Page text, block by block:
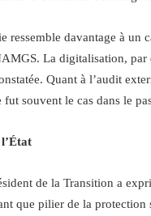
ressemble davantage à un
La digitalisation, par
Quant à l’audit
souvent le cas dans le
de la Transition a
que pilier de la